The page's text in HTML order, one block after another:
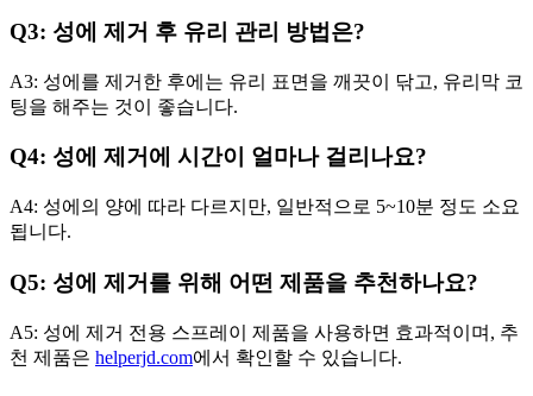
Q3: 성에 제거 후 유리 관리 방법은?
A3: 성에를 제거한 후에는 유리 표면을 깨끗이 닦고, 유리막 코
팅을 해주는 것이 좋습니다.
Q4: 성에 제거에 시간이 얼마나 걸리나요?
A4: 성에의 양에 따라 다르지만, 일반적으로 5~10분 정도 소요
됩니다.
Q5: 성에 제거를 위해 어떤 제품을 추천하나요?
A5: 성에 제거 전용 스프레이 제품을 사용하면 효과적이며, 추
천 제품은 helperjd.com에서 확인할 수 있습니다.